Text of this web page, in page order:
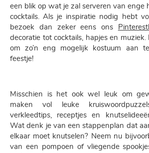
een blik op wat je zal serveren van enge
cocktails. Als je inspiratie nodig hebt
bezoek dan zeker eens ons
decoratie tot cocktails, hapjes en muziek.
om zo’n eng mogelijk kostuum aan
feestje!
Misschien is het ook wel leuk om
maken vol leuke
verkleedtips, receptjes en
Wat denk je van een stappenplan dat
elkaar moet knutselen? Neem nu
van een pompoen of vliegende